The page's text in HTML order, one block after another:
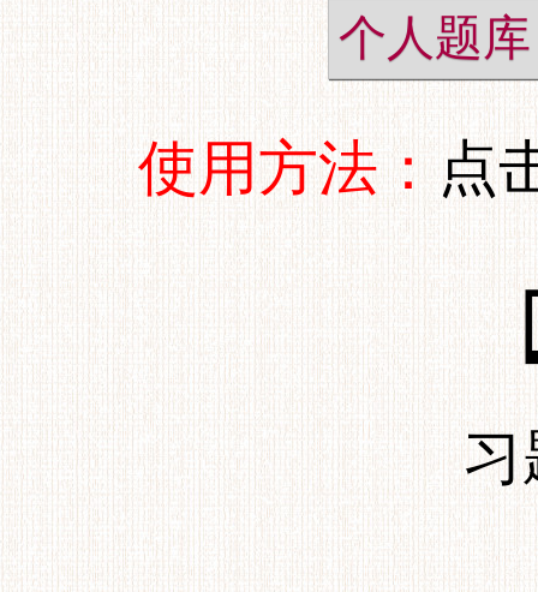
个人题库
使用方法： 点
习